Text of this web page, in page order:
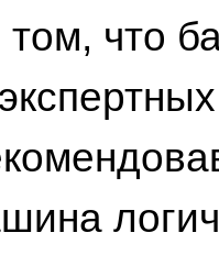
что